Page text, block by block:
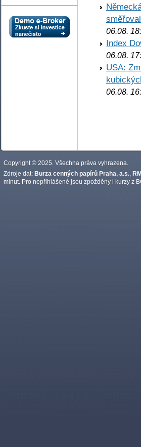
06.08.
Index
06.08.
USA:
06.08.
Copyright © 2025. Všechna práva vyhrazena.
Zdroje dat: Burza cenných papírů Praha, a.s.
minut. Pro nepřihlášené jsou zpožděny i kurzy z